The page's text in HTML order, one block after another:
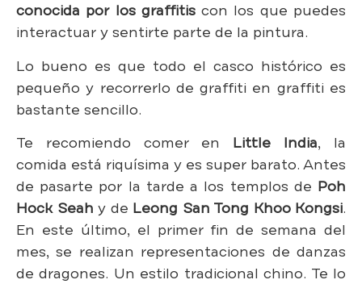
conocida por los graffitiscon los que puedes
interactuar y sentirte parte de la pintura.
Lo bueno es que todo el casco histórico es
pequeño y recorrerlo de graffiti en graffiti es
bastante sencillo.
Te recomiendo comer en Little India, la
comida está riquísima y es super barato. Antes
de pasarte por la tarde a los templos de Poh
Hock Seah y de Leong San Tong Khoo Kongsi.
En este último, el primer fin de semana del
mes, se realizan representaciones de danzas
de dragones. Un estilo tradicional chino. Te lo